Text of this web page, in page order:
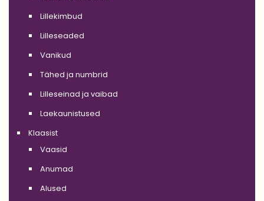
Lillekimbud
Lilleseaded
Vanikud
Tähed ja numbrid
Lilleseinad ja vaibad
Laekaunistused
Klaasist
Vaasid
Anumad
Alused